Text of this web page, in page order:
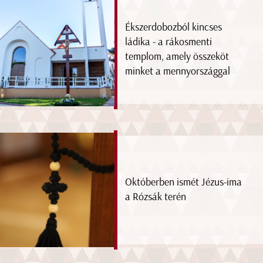
Ékszerdobozból kincses
ládika - a rákosmenti
templom, amely összeköt
minket a mennyországgal
Októberben ismét Jézus-ima
a Rózsák terén